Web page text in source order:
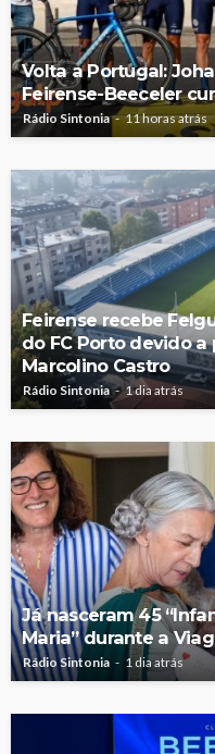
Volta a Portugal:
Feirense-Beeceler
Rádio Sintonia 11 horas atrás
Feirense recebe
do FC Porto devido
Marcolino Castro
Rádio Sintonia 1 dia atrás
Já nasceram 45
Maria” durante a
Rádio Sintonia 1 dia atrás